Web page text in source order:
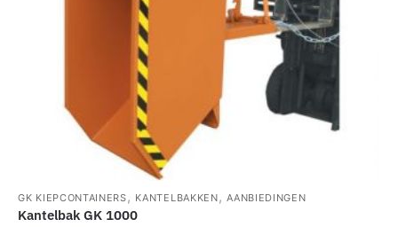
GK KIEPCONTAINERS, KANTELBAKKEN,AANBIEDINGEN
Kantelbak GK 1000